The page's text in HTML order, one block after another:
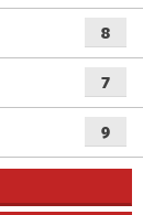
8
7
9